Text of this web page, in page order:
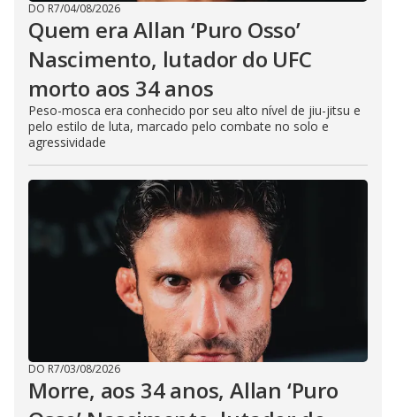
DO R7/04/08/2026
Quem era Allan ‘Puro Osso’
Nascimento, lutador do UFC
morto aos 34 anos
Peso-mosca era conhecido por seu alto nível de jiu-jitsu e
pelo estilo de luta, marcado pelo combate no solo e
agressividade
DO R7/03/08/2026
Morre, aos 34 anos, Allan ‘Puro